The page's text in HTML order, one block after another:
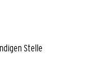
Stelle